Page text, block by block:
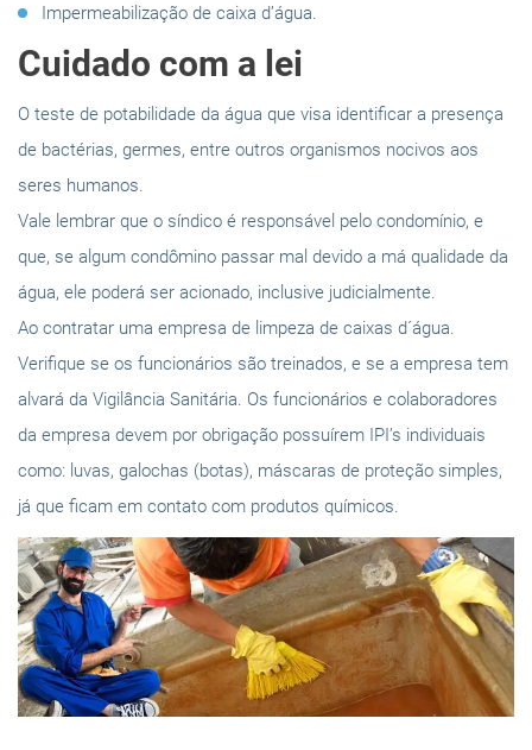
Impermeabilização de caixa d’água.
Cuidado com a lei
O teste de potabilidade da água que visa identificar a presença
de bactérias, germes, entre outros organismos nocivos aos
seres humanos.
Vale lembrar que o síndico é responsável pelo condomínio, e
que, se algum condômino passar mal devido a má qualidade da
água, ele poderá ser acionado, inclusive judicialmente.
Ao contratar uma empresa de limpeza de caixas d´água.
Verifique se os funcionários são treinados, e se a empresa tem
alvará da Vigilância Sanitária. Os funcionários e colaboradores
da empresa devem por obrigação possuírem IPI’s individuais
como: luvas, galochas (botas), máscaras de proteção simples,
já que ficam em contato com produtos químicos.